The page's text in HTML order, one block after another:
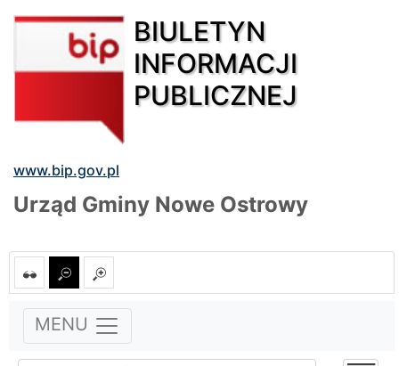
BIULETYN
INFORMACJI
PUBLICZNEJ
www.bip.gov.pl
Urząd Gminy Nowe Ostrowy
MENU